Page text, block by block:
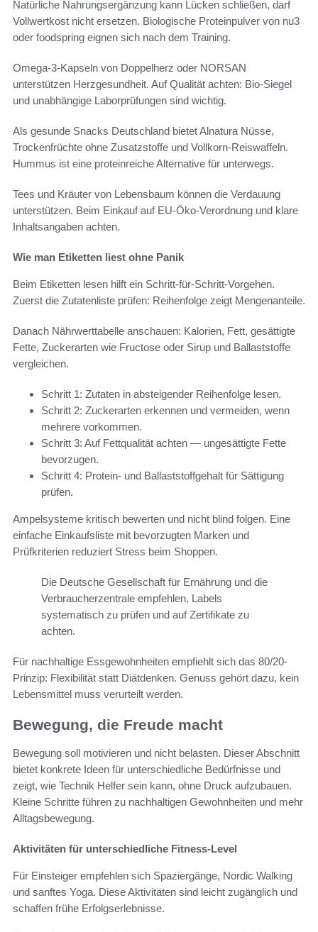
Natürliche Nahrungsergänzung kann Lücken schließen, darf
Vollwertkost nicht ersetzen. Biologische Proteinpulver von nu3
oder foodspring eignen sich nach dem Training.
Omega-3-Kapseln von Doppelherz oder NORSAN
unterstützen Herzgesundheit. Auf Qualität achten: Bio-Siegel
und unabhängige Laborprüfungen sind wichtig.
Als gesunde Snacks Deutschland bietet Alnatura Nüsse,
Trockenfrüchte ohne Zusatzstoffe und Vollkorn-Reiswaffeln.
Hummus ist eine proteinreiche Alternative für unterwegs.
Tees und Kräuter von Lebensbaum können die Verdauung
unterstützen. Beim Einkauf auf EU-Öko-Verordnung und klare
Inhaltsangaben achten.
Wie man Etiketten liest ohne Panik
Beim Etiketten lesen hilft ein Schritt-für-Schritt-Vorgehen.
Zuerst die Zutatenliste prüfen: Reihenfolge zeigt Mengenanteile.
Danach Nährwerttabelle anschauen: Kalorien, Fett, gesättigte
Fette, Zuckerarten wie Fructose oder Sirup und Ballaststoffe
vergleichen.
Schritt 1: Zutaten in absteigender Reihenfolge lesen.
Schritt 2: Zuckerarten erkennen und vermeiden, wenn
mehrere vorkommen.
Schritt 3: Auf Fettqualität achten — ungesättigte Fette
bevorzugen.
Schritt 4: Protein- und Ballaststoffgehalt für Sättigung
prüfen.
Ampelsysteme kritisch bewerten und nicht blind folgen. Eine
einfache Einkaufsliste mit bevorzugten Marken und
Prüfkriterien reduziert Stress beim Shoppen.
Die Deutsche Gesellschaft für Ernährung und die
Verbraucherzentrale empfehlen, Labels
systematisch zu prüfen und auf Zertifikate zu
achten.
Für nachhaltige Essgewohnheiten empfiehlt sich das 80/20-
Prinzip: Flexibilität statt Diätdenken. Genuss gehört dazu, kein
Lebensmittel muss verurteilt werden.
Bewegung, die Freude macht
Bewegung soll motivieren und nicht belasten. Dieser Abschnitt
bietet konkrete Ideen für unterschiedliche Bedürfnisse und
zeigt, wie Technik Helfer sein kann, ohne Druck aufzubauen.
Kleine Schritte führen zu nachhaltigen Gewohnheiten und mehr
Alltagsbewegung.
Aktivitäten für unterschiedliche Fitness-Level
Für Einsteiger empfehlen sich Spaziergänge, Nordic Walking
und sanftes Yoga. Diese Aktivitäten sind leicht zugänglich und
schaffen frühe Erfolgserlebnisse.